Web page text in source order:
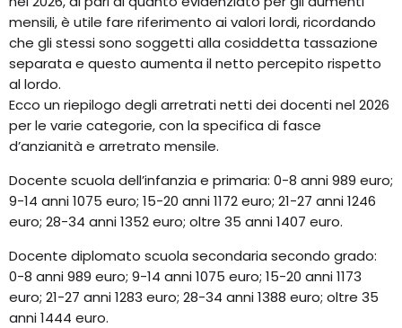
mensili, è utile fare riferimento ai valori lordi, ricordando
che gli stessi sono soggetti alla cosiddetta tassazione
separata e questo aumenta il netto percepito rispetto
al lordo.
Ecco un riepilogo degli arretrati netti dei docenti nel 2026
per le varie categorie, con la specifica di fasce
d’anzianità e arretrato mensile.
Docente scuola dell’infanzia e primaria: 0-8 anni 989 euro;
9-14 anni 1075 euro; 15-20 anni 1172 euro; 21-27 anni 1246
euro; 28-34 anni 1352 euro; oltre 35 anni 1407 euro.
Docente diplomato scuola secondaria secondo grado:
0-8 anni 989 euro; 9-14 anni 1075 euro; 15-20 anni 1173
euro; 21-27 anni 1283 euro; 28-34 anni 1388 euro; oltre 35
anni 1444 euro.